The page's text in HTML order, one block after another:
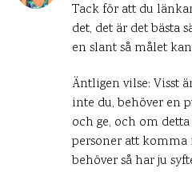
Tack för att du
det, det är det bästa
en slant så målet
Äntligen vilse: Visst
inte du, behöver en
och ge, och om
personer att komma
behöver så har ju